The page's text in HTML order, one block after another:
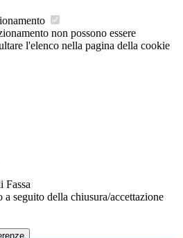
non possono essere
l'elenco nella pagina della cookie
Fassa
a seguito della chiusura/accettazione